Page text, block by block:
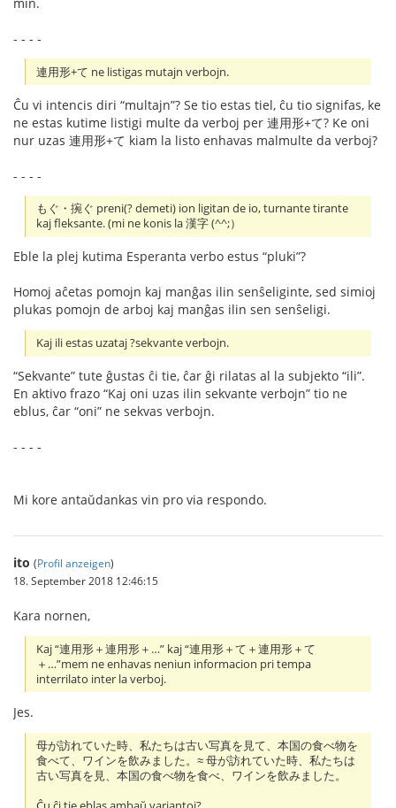
- - - -
連用形+て ne listigas mutajn verbojn.
Ĉu vi intencis diri “multajn”? Se tio estas tiel, ĉu tio signifas, ke
ne estas kutime listigi multe da verboj per 連用形+て? Ke oni
nur uzas 連用形+て kiam la listo enhavas malmulte da verboj?
- - - -
もぐ・捥ぐ preni(? demeti) ion ligitan de io, turnante tirante
kaj fleksante. (mi ne konis la 漢字 (^^;）
Eble la plej kutima Esperanta verbo estus “pluki”?
Homoj aĉetas pomojn kaj manĝas ilin senŝeliginte, sed simioj
plukas pomojn de arboj kaj manĝas ilin sen senŝeligi.
Kaj ili estas uzataj ?sekvante verbojn.
“Sekvante” tute ĝustas ĉi tie, ĉar ĝi rilatas al la subjekto “ili”.
En aktivo frazo “Kaj oni uzas ilin sekvante verbojn” tio ne
eblus, ĉar “oni” ne sekvas verbojn.
- - - -
Mi kore antaŭdankas vin pro via respondo.
ito (Profil anzeigen)
18. September 2018 12:46:15
Kara nornen,
Kaj “連用形＋連用形＋…” kaj “連用形＋て＋連用形＋て
＋…”mem ne enhavas neniun informacion pri tempa
interrilato inter la verboj.
Jes.
母が訪れていた時、私たちは古い写真を見て、本国の食べ物を
食べて、ワインを飲みました。≈ 母が訪れていた時、私たちは
古い写真を見、本国の食べ物を食べ、ワインを飲みました。